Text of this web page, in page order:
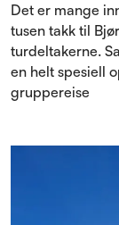
Det er mange
tusen takk til
turdeltakerne.
en helt spesiell
gruppereise